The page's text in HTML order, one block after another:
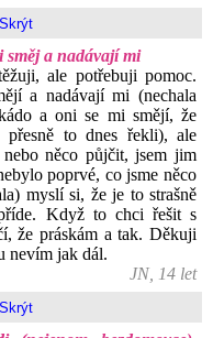
směj a nadávají mi
ale potřebuji pomoc.
a nadávají mi (nechala
a oni se mi smějí, že
přesně to dnes řekli), ale
něco půjčit, jsem jim
poprvé, co jsme něco
myslí si, že je to strašně
Když to chci řešit s
že práskám a tak. Děkuji
nevím jak dál.
JN, 14 let